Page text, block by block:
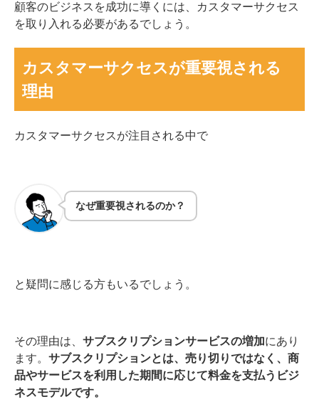
顧客のビジネスを成功に導くには、カスタマーサクセス
を取り入れる必要があるでしょう。
カスタマーサクセスが重要視される
理由
カスタマーサクセスが注目される中で
なぜ重要視されるのか？
と疑問に感じる方もいるでしょう。
その理由は、 サブスクリプションサービスの増加にあり
ます。 サブスクリプションとは、売り切りではなく、商
品やサービスを利用した期間に応じて料金を支払うビジ
ネスモデルです。